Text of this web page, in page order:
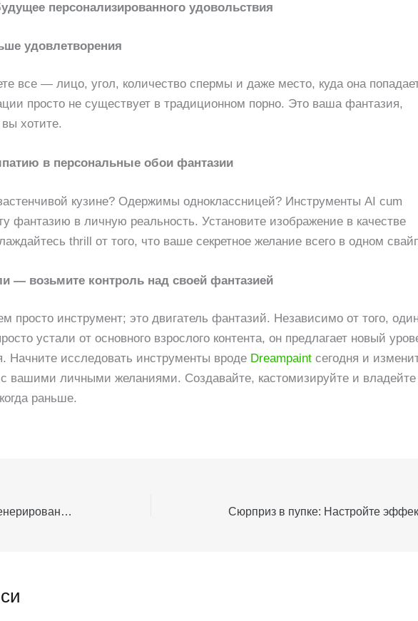
персонализированного удовольствия
удовлетворения
все — лицо, угол, количество спермы и даже место, куда она
просто не существует в традиционном порно. Это ваша фантазия,
вы хотите.
в персональные обои фантазии
кузине? Одержимы одноклассницей? Инструменты AI cum
фантазию в личную реальность. Установите изображение в качестве
thrill от того, что ваше секретное желание всего в одном
— возьмите контроль над своей фантазией
инструмент; это двигатель фантазий. Независимо от того,
устали от основного взрослого контента, он предлагает новый
Начните исследовать инструменты вроде Dreampaintсегодня и
вашими личными желаниями. Создавайте, кастомизируйте и владейте
раньше.
Фантазия девушки в очках: AI-генерированные камшоты на тот самый нердский образ, который вы жаждете